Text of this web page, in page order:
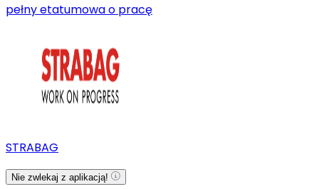
pełny etatumowa o pracę
STRABAG
Nie zwlekaj z aplikacją!